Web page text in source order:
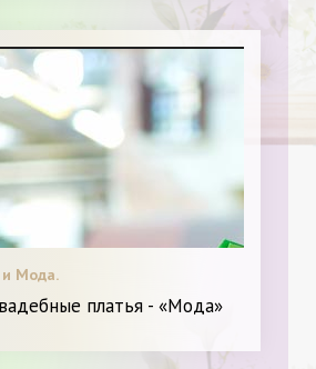
и Мода.
платья - «Мода»